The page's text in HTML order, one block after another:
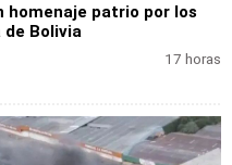
homenaje patrio por los
de Bolivia
17 horas